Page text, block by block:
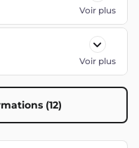
Voir plus
Voir plus
(12)